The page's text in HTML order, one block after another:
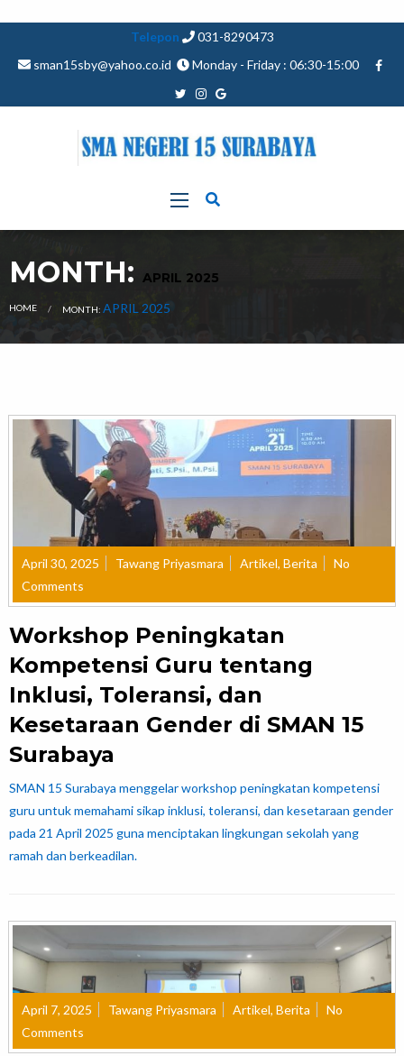
Telepon
031-8290473
sman15sby@yahoo.co.id
Monday - Friday : 06:30-15:00
MONTH: APRIL 2025
HOME CURRENT:
MONTH: APRIL 2025
April 30, 2025 Tawang Priyasmara Artikel, Berita
No
Comments
Workshop Peningkatan
Kompetensi Guru tentang
Inklusi, Toleransi, dan
Kesetaraan Gender di SMAN 15
Surabaya
SMAN 15 Surabaya menggelar workshop peningkatan kompetensi
guru untuk memahami sikap inklusi, toleransi, dan kesetaraan gender
pada 21 April 2025 guna menciptakan lingkungan sekolah yang
ramah dan berkeadilan.
April 7, 2025 Tawang Priyasmara Artikel, Berita
No
Comments